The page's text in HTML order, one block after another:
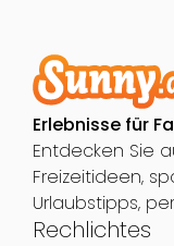
Erlebnisse für
Entdecken Sie
Freizeitideen,
Urlaubstipps,
Rechlichtes